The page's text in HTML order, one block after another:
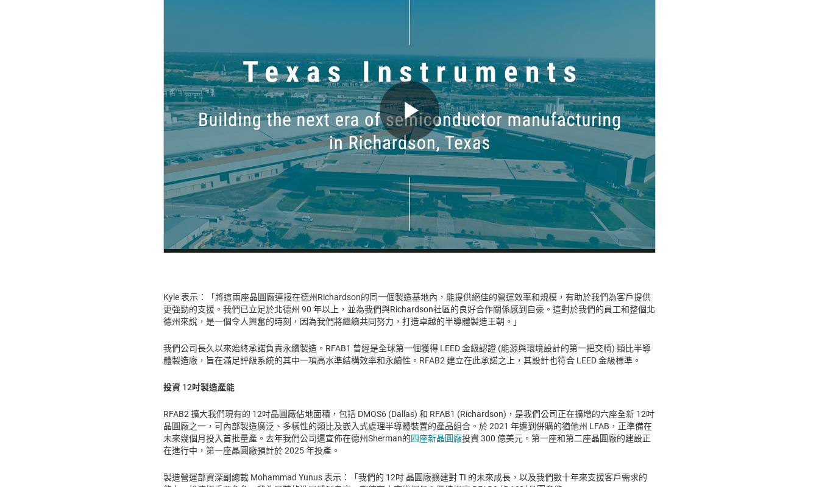
Play
Video
Kyle 表示：「將這兩座晶圓廠連接在德州Richardson的同一個製造基地內，能提供絕佳的營運效率和規模，有助於我們為客戶提供
更強勁的支援。我們已立足於北德州 90 年以上，並為我們與Richardson社區的良好合作關係感到自豪。這對於我們的員工和整個北
德州來說，是一個令人興奮的時刻，因為我們將繼續共同努力，打造卓越的半導體製造王朝。」
我們公司長久以來始終承諾負責永續製造。RFAB1 曾經是全球第一個獲得 LEED 金級認證 (能源與環境設計的第一把交椅) 類比半導
體製造廠，旨在滿足評級系統的其中一項高水準結構效率和永續性。RFAB2 建立在此承諾之上，其設計也符合 LEED 金級標準。
投資 12吋製造產能
RFAB2 擴大我們現有的 12吋晶圓廠佔地面積，包括 DMOS6 (Dallas) 和 RFAB1 (Richardson)，是我們公司正在擴增的六座全新 12吋
晶圓廠之一，可內部製造廣泛、多樣性的類比及嵌入式處理半導體裝置的產品組合。於 2021 年遭到併購的猶他州 LFAB，正準備在
未來幾個月投入首批量產。去年我們公司還宣佈在德州Sherman的四座新晶圓廠投資 300 億美元。第一座和第二座晶圓廠的建設正
在進行中，第一座晶圓廠預計於 2025 年投產。
製造營運部資深副總裁 Mohammad Yunus 表示：「我們的 12吋 晶圓廠擴建對 TI 的未來成長，以及我們數十年來支援客戶需求的